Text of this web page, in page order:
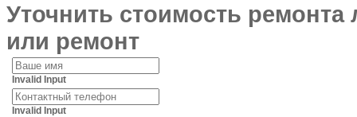
Уточнить стоимость ремонта
или ремонт
Invalid Input
Invalid Input